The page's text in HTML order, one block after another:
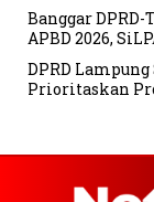
Banggar
APBD 2026,
DPRD Lampung
Prioritaskan